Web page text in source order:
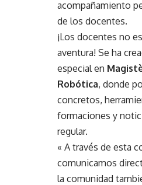
acompañamiento
de los docentes.
¡Los docentes no
aventura! Se ha
especial en
Robótica, donde
concretos,
formaciones y
regular.
« A través de esta
comunicamos
la comunidad